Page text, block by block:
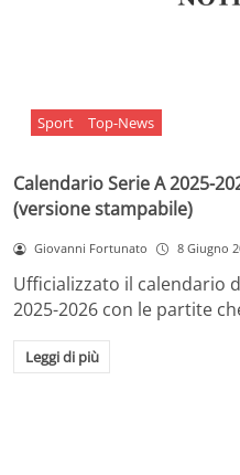
Sport Top-News
Calendario Serie A 2025-
(versione stampabile)
Giovanni Fortunato 8 Giugno
Ufficializzato il calendario
2025-2026 con le partite
Leggi di più